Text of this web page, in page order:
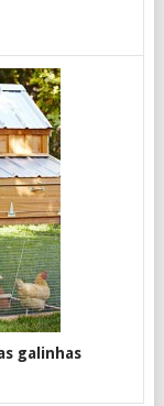
galinhas